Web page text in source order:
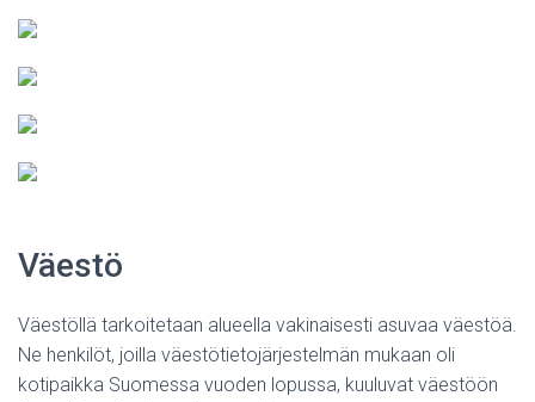
Väestö
Väestöllä tarkoitetaan alueella vakinaisesti asuvaa väestöä.
Ne henkilöt, joilla väestötietojärjestelmän mukaan oli
kotipaikka Suomessa vuoden lopussa, kuuluvat väestöön